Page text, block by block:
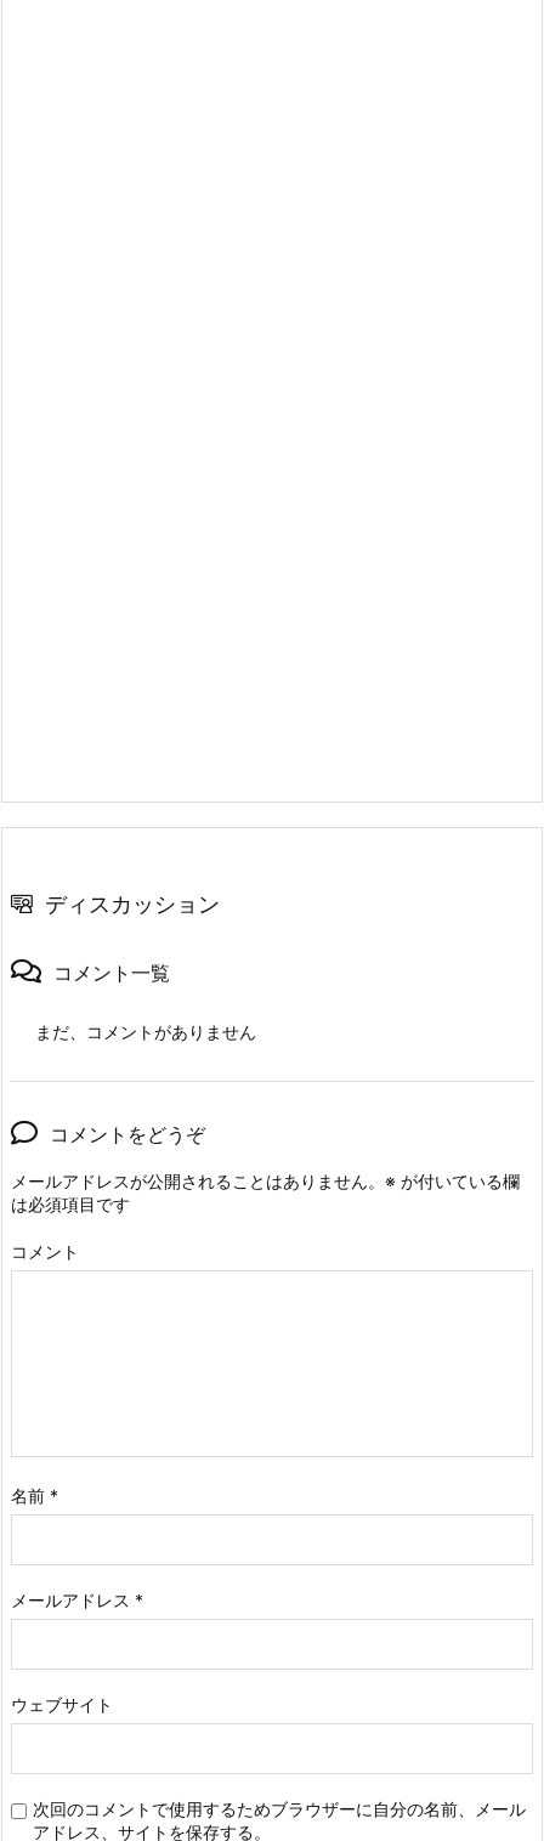
ディスカッション
コメント一覧
まだ、コメントがありません
コメントをどうぞ
メールアドレスが公開されることはありません。 ※ が付いている欄
は必須項目です
コメント
名前 *
メールアドレス *
ウェブサイト
次回のコメントで使用するためブラウザーに自分の名前、メール
アドレス、サイトを保存する。